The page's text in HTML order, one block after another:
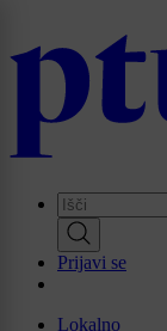
main
Prijavi se
Lokalno